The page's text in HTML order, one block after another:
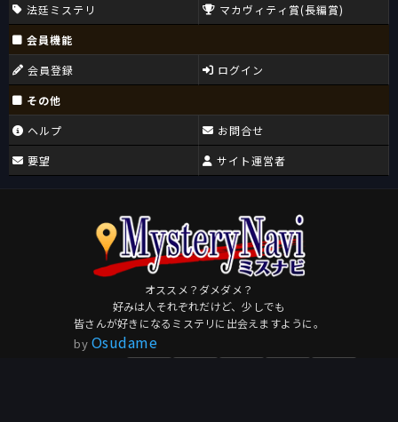
法廷ミステリ
マカヴィティ賞(長編賞)
会員機能
会員登録
ログイン
その他
ヘルプ
要望
お問合せ
サイト運営者
オススメ？ダメダメ？
好みは人それぞれだけど、少しでも
皆さんが好きになるミステリに出会えますように。
by Osudame